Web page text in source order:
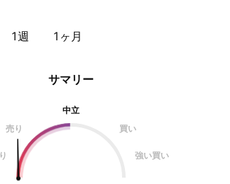
1週 1ヶ月
サマリー
中立
売り
買い
強い買い